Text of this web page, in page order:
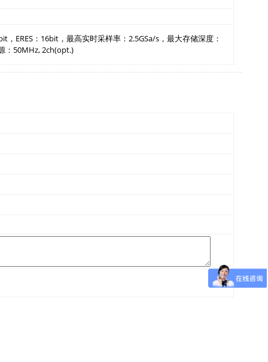
ERES：16bit，最高实时采样率：2.5GSa/s，最大存储深度：
：50MHz, 2ch(opt.)